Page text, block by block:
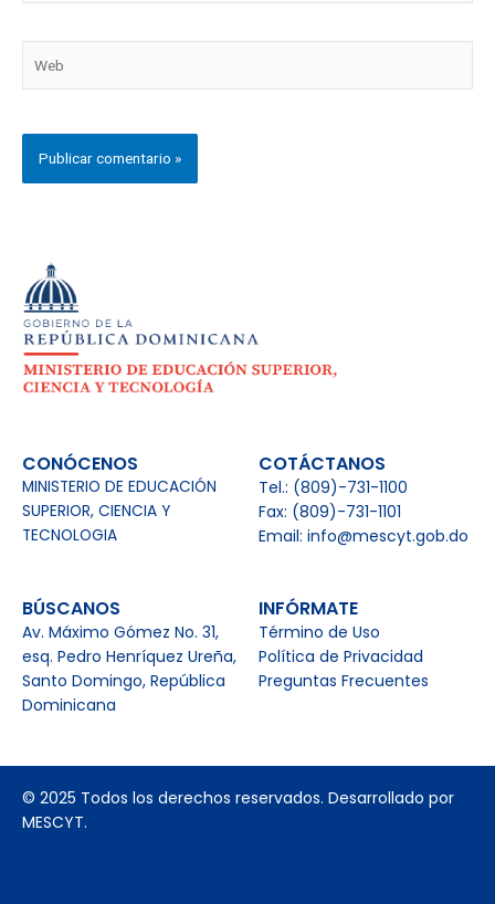
CONÓCENOS
MINISTERIO DE EDUCACIÓN
SUPERIOR, CIENCIA Y
TECNOLOGIA
COTÁCTANOS
Tel.: (809)-731-1100
Fax: (809)-731-1101
Email: info@mescyt.gob.do
BÚSCANOS
Av. Máximo Gómez No. 31,
esq. Pedro Henríquez Ureña,
Santo Domingo, República
Dominicana
INFÓRMATE
Término de Uso
Política de Privacidad
Preguntas Frecuentes
© 2025 Todos los derechos reservados. Desarrollado por
MESCYT.